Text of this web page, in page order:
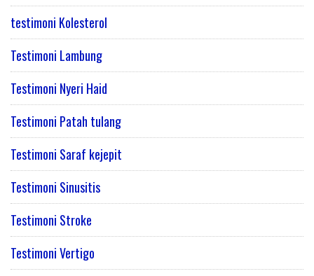
testimoni Kolesterol
Testimoni Lambung
Testimoni Nyeri Haid
Testimoni Patah tulang
Testimoni Saraf kejepit
Testimoni Sinusitis
Testimoni Stroke
Testimoni Vertigo